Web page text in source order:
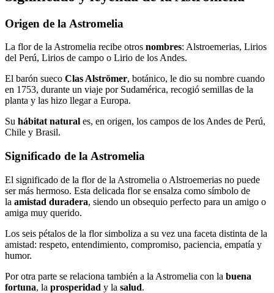
Origen de la Astromelia
La flor de la Astromelia recibe otros nombres: Alstroemerias, Lirios
del Perú, Lirios de campo o Lirio de los Andes.
El barón sueco Clas Alströmer, botánico, le dio su nombre cuando
en 1753, durante un viaje por Sudamérica, recogió semillas de la
planta y las hizo llegar a Europa.
Su hábitat natural es, en origen, los campos de los Andes de Perú,
Chile y Brasil.
Significado de la Astromelia
El significado de la flor de la Astromelia o Alstroemerias no puede
ser más hermoso. Esta delicada flor se ensalza como símbolo de
la amistad duradera, siendo un obsequio perfecto para un amigo o
amiga muy querido.
Los seis pétalos de la flor simboliza a su vez una faceta distinta de la
amistad: respeto, entendimiento, compromiso, paciencia, empatía y
humor.
Por otra parte se relaciona también a la Astromelia con la buena
fortuna, la prosperidad y la salud.